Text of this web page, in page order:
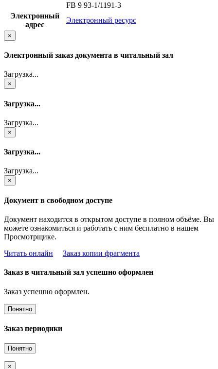
FB 9 93-1/1191-3
Электронный
адрес
Электронный ресурс
×
Электронный заказ документа в читальный зал
Загрузка...
×
Загрузка...
Загрузка...
×
Загрузка...
Загрузка...
×
Документ в свободном доступе
Документ находится в открытом доступе в полном объёме. Вы
можете ознакомиться и работать с ним бесплатно в нашем
Просмотрщике.
Читать онлайн
Заказ копии фрагмента
Заказ в читальный зал успешно оформлен
Заказ успешно оформлен.
Понятно
Заказ периодики
Понятно
×